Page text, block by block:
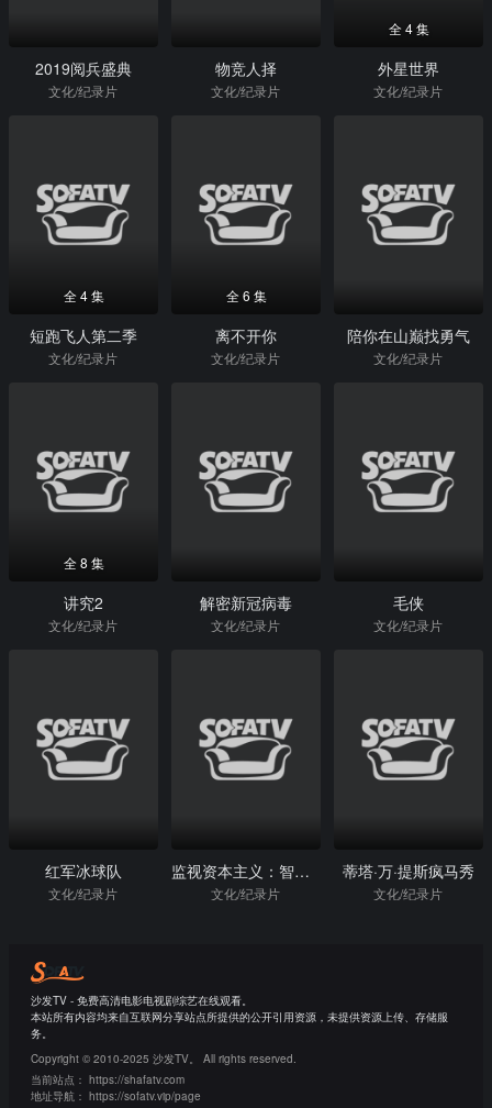
2019阅兵盛典
文化/纪录片
物竞人择
文化/纪录片
全 4 集
外星世界
文化/纪录片
全 4 集
短跑飞人第二季
文化/纪录片
全 6 集
离不开你
文化/纪录片
陪你在山巅找勇气
文化/纪录片
全 8 集
讲究2
文化/纪录片
解密新冠病毒
文化/纪录片
毛侠
文化/纪录片
红军冰球队
文化/纪录片
监视资本主义：智能陷阱
文化/纪录片
蒂塔·万·提斯疯马秀
文化/纪录片
沙发TV - 免费高清电影电视剧综艺在线观看。
本站所有内容均来自互联网分享站点所提供的公开引用资源，未提供资源上传、存储服
务。
Copyright © 2010-2025 沙发TV。 All rights reserved.
当前站点： https://shafatv.com
地址导航： https://sofatv.vip/page